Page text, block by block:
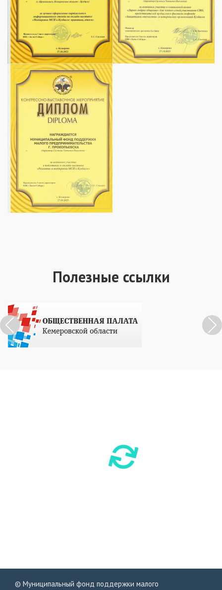
Полезные ссылки
Previous Next
© Муниципальный фонд поддержки малого